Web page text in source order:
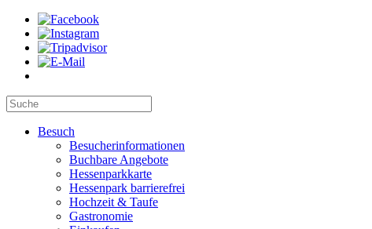
Besuch
Besucherinformationen
Buchbare Angebote
Hessenparkkarte
Hessenpark barrierefrei
Hochzeit & Taufe
Gastronomie